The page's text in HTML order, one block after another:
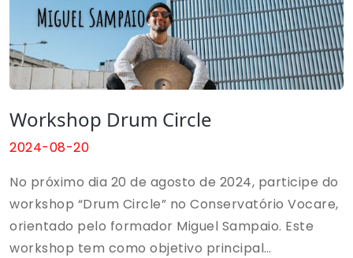
Workshop Drum Circle
2024-08-20
No próximo dia 20 de agosto de 2024, participe do
workshop “Drum Circle” no Conservatório Vocare,
orientado pelo formador Miguel Sampaio. Este
workshop tem como objetivo principal